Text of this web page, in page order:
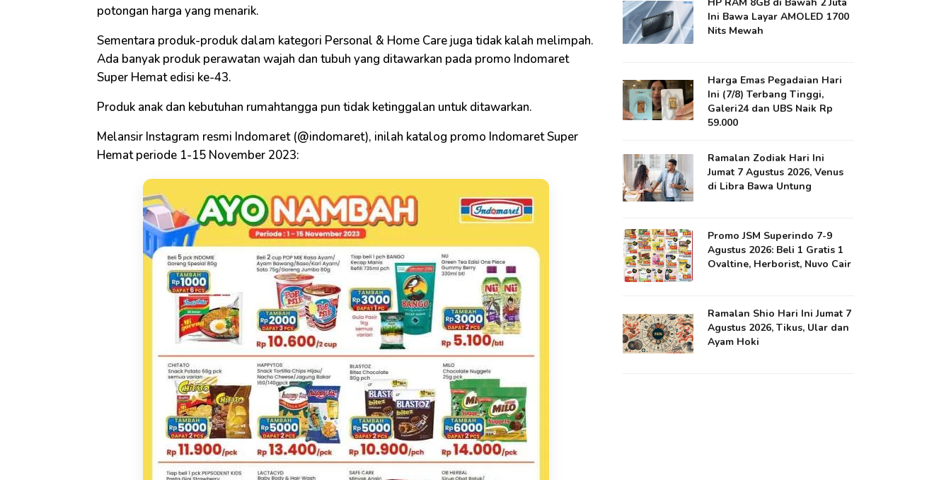
potongan harga yang menarik.
Sementara produk-produk dalam kategori Personal & Home Care juga tidak kalah melimpah.
Ada banyak produk perawatan wajah dan tubuh yang ditawarkan pada promo Indomaret
Super Hemat edisi ke-43.
Produk anak dan kebutuhan rumahtangga pun tidak ketinggalan untuk ditawarkan.
Melansir Instagram resmi Indomaret (@indomaret), inilah katalog promo Indomaret Super
Hemat periode 1-15 November 2023:
Ini Bawa Layar AMOLED 1700
Nits Mewah
Harga Emas Pegadaian Hari
Ini (7/8) Terbang Tinggi,
Galeri24 dan UBS Naik Rp
59.000
Ramalan Zodiak Hari Ini
Jumat 7 Agustus 2026, Venus
di Libra Bawa Untung
Promo JSM Superindo 7-9
Agustus 2026: Beli 1 Gratis 1
Ovaltine, Herborist, Nuvo Cair
Ramalan Shio Hari Ini Jumat 7
Agustus 2026, Tikus, Ular dan
Ayam Hoki